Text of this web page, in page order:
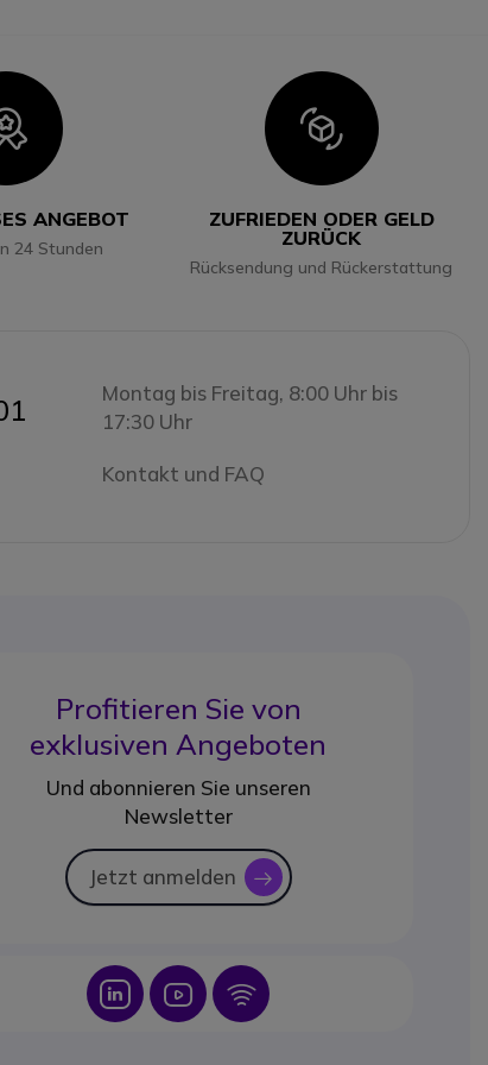
Icon
ANGEBOT
24 Stunden
Icon
ZUFRIEDEN ODER GELD
ZURÜCK
Rücksendung und Rückerstattung
Montag bis Freitag, 8:00 Uhr bis
17:30 Uhr
Kontakt und FAQ
Profitieren Sie von
exklusiven Angeboten
Und abonnieren Sie unseren
Newsletter
Jetzt anmelden icon
Icon Icon Icon